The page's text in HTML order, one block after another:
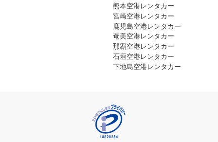
熊本空港レンタカー
宮崎空港レンタカー
鹿児島空港レンタカー
奄美空港レンタカー
那覇空港レンタカー
石垣空港レンタカー
下地島空港レンタカー